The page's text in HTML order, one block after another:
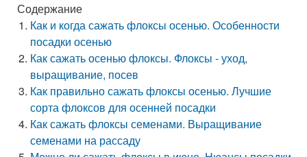
Содержание
Как и когда сажать флоксы осенью. Особенности
посадки осенью
Как сажать осенью флоксы. Флоксы - уход,
выращивание, посев
Как правильно сажать флоксы осенью. Лучшие
сорта флоксов для осенней посадки
Как сажать флоксы семенами. Выращивание
семенами на рассаду